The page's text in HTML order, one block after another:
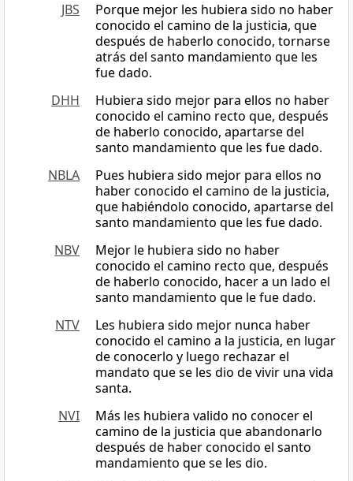
JBS
Porque mejor les hubiera sido no haber
conocido el camino de la justicia, que
después de haberlo conocido, tornarse
atrás del santo mandamiento que les
fue dado.
DHH
Hubiera sido mejor para ellos no haber
conocido el camino recto que, después
de haberlo conocido, apartarse del
santo mandamiento que les fue dado.
NBLA
Pues hubiera sido mejor para ellos no
haber conocido el camino de la justicia,
que habiéndolo conocido, apartarse del
santo mandamiento que les fue dado.
NBV
Mejor le hubiera sido no haber
conocido el camino recto que, después
de haberlo conocido, hacer a un lado el
santo mandamiento que le fue dado.
NTV
Les hubiera sido mejor nunca haber
conocido el camino a la justicia, en lugar
de conocerlo y luego rechazar el
mandato que se les dio de vivir una vida
santa.
NVI
Más les hubiera valido no conocer el
camino de la justicia que abandonarlo
después de haber conocido el santo
mandamiento que se les dio.